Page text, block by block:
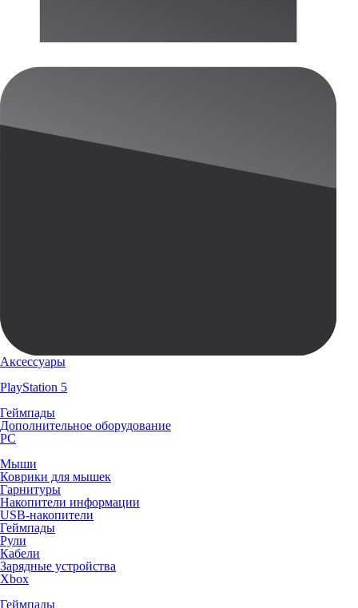
Аксессуары
PlayStation 5
Геймпады
Дополнительное оборудование
PC
Мыши
Коврики для мышек
Гарнитуры
Накопители информации
USB-накопители
Геймпады
Рули
Кабели
Зарядные устройства
Xbox
Геймпады